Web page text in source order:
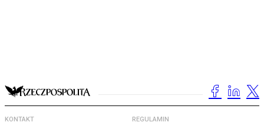
KONTAKT REGULAMIN